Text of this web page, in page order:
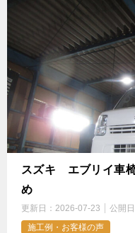
スズキ エブリイ車
め
更新日： 2026-07-23 公開日
施工例・お客様の声